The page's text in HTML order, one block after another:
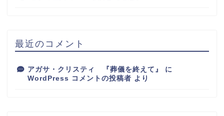
最近のコメント
アガサ・クリスティ 『葬儀を終えて』
に
WordPress コメントの投稿者 より